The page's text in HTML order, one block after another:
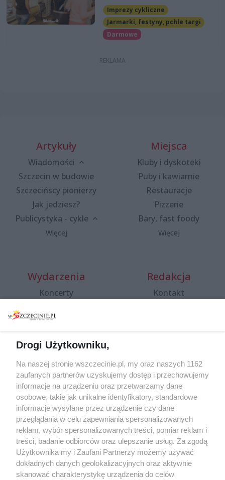
Imprezy cykliczne
Jarmarki, festyny, pchle targi
Darmowe
Artykuły
Wiadomości
Szczecin w budowie
Szczecińscy pionierzy
Jak jedziesz?
Publicystyka - cykle
Więcej
Miejsca
Kluby i dyskoteki
Puby i kawiarnie
Restauracje
Pizzerie
Bary, fast foody
Więcej
Wydarzenia
Koncerty
Spacery i oprowadzania
targi
Wernisaże
Więcej
Redakcja
Kontakt
Specjalny koncert z okazji
20. urodzin portalu
wSzczecinie.pl
Regulamin konkursów
śniadaniówka "Hej
Szczecin! Jest piątek!"
Partnerzy
Drogi Użytkowniku,
Na naszej stronie wszczecinie.pl, my oraz naszych 1162
zaufanych partnerów uzyskujemy dostęp i przechowujemy
informacje na urządzeniu oraz przetwarzamy dane
osobowe, takie jak unikalne identyfikatory, standardowe
informacje wysyłane przez urządzenie czy dane
przeglądania w celu zapewniania spersonalizowanych
reklam, wybór spersonalizowanych treści, pomiar reklam i
treści, badanie odbiorców oraz ulepszanie usług. Za zgodą
Użytkownika my i Zaufani Partnerzy możemy używać
dokładnych danych geolokalizacyjnych oraz aktywnie
skanować charakterystykę urządzenia do celów